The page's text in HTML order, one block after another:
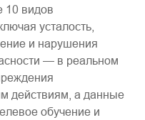
10 видов
усталость,
и нарушения
— в реальном
действиям, а данные
обучение и